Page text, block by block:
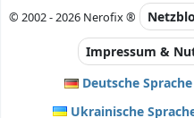
© 2002 - 2026 Nerofix ®
Impressum &
Deutsche Sprache
Ukrainische